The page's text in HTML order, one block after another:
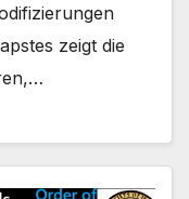
zeigt die